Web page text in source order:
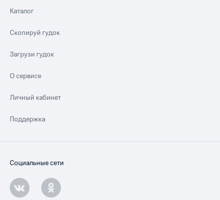
Каталог
Скопируй гудок
Загрузи гудок
О сервисе
Личный кабинет
Поддержка
Социальные сети